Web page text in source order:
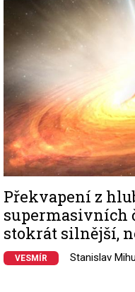
Překvapení z
supermasivních
stokrát silnější,
VESMÍR Stanislav